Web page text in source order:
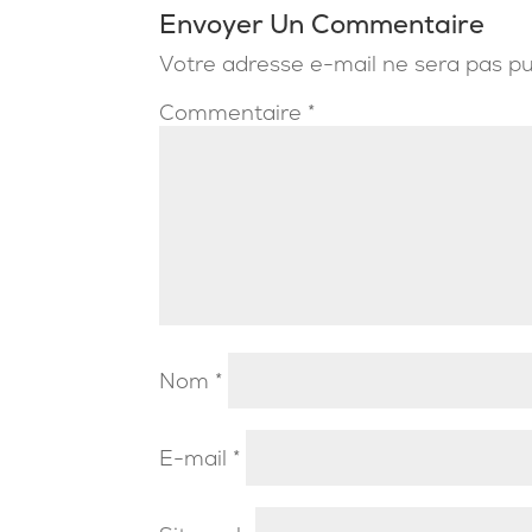
Envoyer Un Commentaire
Votre adresse e-mail ne sera pas
Commentaire *
Nom *
E-mail *